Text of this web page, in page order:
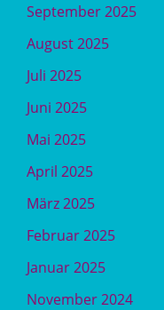
September 2025
August 2025
Juli 2025
Juni 2025
Mai 2025
April 2025
März 2025
Februar 2025
Januar 2025
November 2024